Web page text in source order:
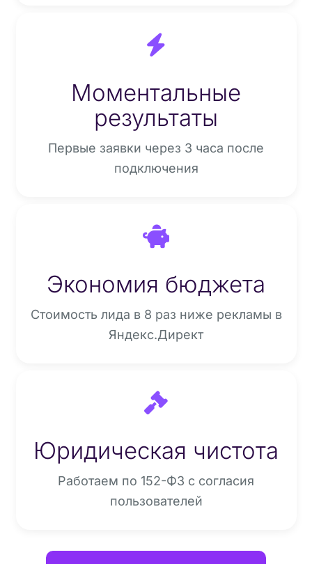
Моментальные
результаты
Первые заявки через 3 часа после
подключения
Экономия бюджета
Стоимость лида в 8 раз ниже рекламы в
Яндекс.Директ
Юридическая чистота
Работаем по 152-ФЗ с согласия
пользователей